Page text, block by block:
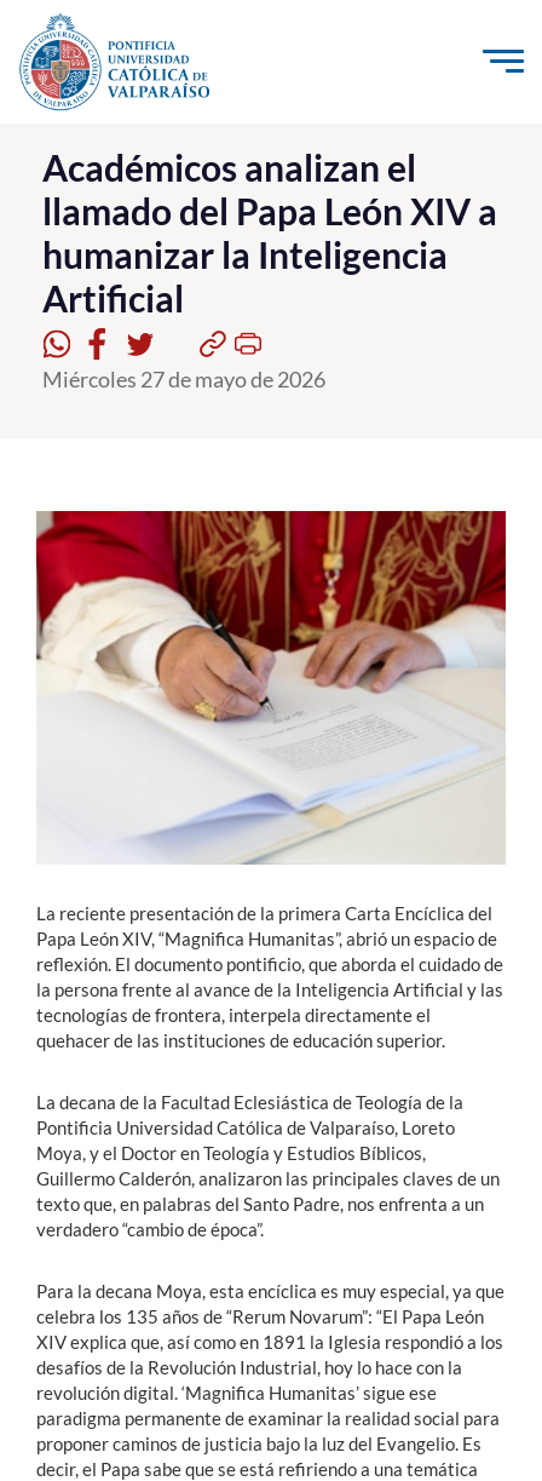
Click acá para ir directamente al contenido
La Universidad
Investigación, Creación e Innovación
PUCV Internacional
Vinculación con el Medio
Admisión
Formación Continua
Estudiantes
Académicos
Funcionarios
Académicos analizan el
llamado del Papa León XIV a
humanizar la Inteligencia
Artificial
Miércoles 27 de mayo de 2026
La reciente presentación de la primera Carta Encíclica del
Papa León XIV, “Magnifica Humanitas”, abrió un espacio de
reflexión. El documento pontificio, que aborda el cuidado de
la persona frente al avance de la Inteligencia Artificial y las
tecnologías de frontera, interpela directamente el
quehacer de las instituciones de educación superior.
La decana de la Facultad Eclesiástica de Teología de la
Pontificia Universidad Católica de Valparaíso, Loreto
Moya, y el Doctor en Teología y Estudios Bíblicos,
Guillermo Calderón, analizaron las principales claves de un
texto que, en palabras del Santo Padre, nos enfrenta a un
verdadero “cambio de época”.
Para la decana Moya, esta encíclica es muy especial, ya que
celebra los 135 años de “Rerum Novarum”: “El Papa León
XIV explica que, así como en 1891 la Iglesia respondió a los
desafíos de la Revolución Industrial, hoy lo hace con la
revolución digital. ‘Magnifica Humanitas’ sigue ese
paradigma permanente de examinar la realidad social para
proponer caminos de justicia bajo la luz del Evangelio. Es
decir, el Papa sabe que se está refiriendo a una temática